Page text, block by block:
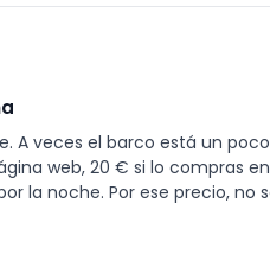
A veces el barco está un
web, 20 € si lo compras
la noche. Por ese precio, no